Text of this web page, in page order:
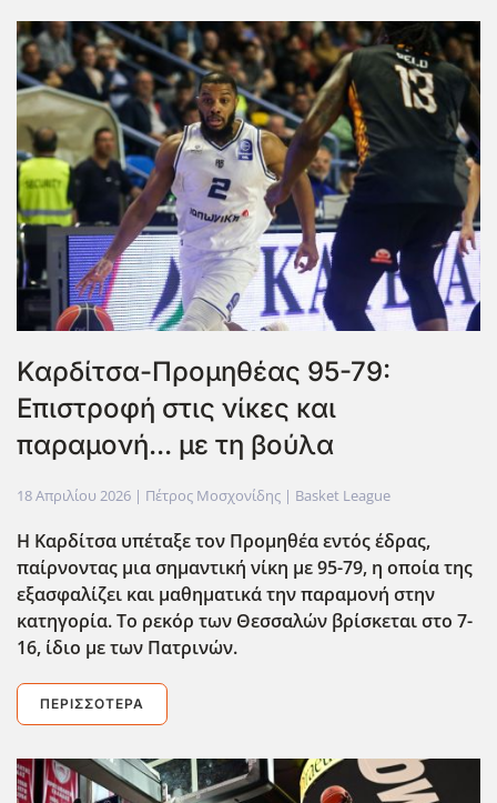
Καρδίτσα-Προμηθέας 95-79:
Επιστροφή στις νίκες και
παραμονή... με τη βούλα
18 Απριλίου 2026 | Πέτρος Μοσχονίδης | Basket League
Η Καρδίτσα υπέταξε τον Προμηθέα εντός έδρας,
παίρνοντας μια σημαντική νίκη με 95-79, η οποία της
εξασφαλίζει και μαθηματικά την παραμονή στην
κατηγορία. Το ρεκόρ των Θεσσαλών βρίσκεται στο 7-
16, ίδιο με των Πατρινών.
ΠΕΡΙΣΣΌΤΕΡΑ